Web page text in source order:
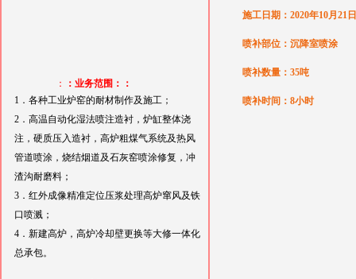
：
：业务范围：：
1．各种工业炉窑的耐材制作及施工；
2．高温自动化湿法喷注造衬，炉缸整体浇
注，硬质压入造衬，高炉粗煤气系统及热风
管道喷涂，烧结烟道及石灰窑喷涂修复，冲
渣沟耐磨料；
3．红外成像精准定位压浆处理高炉窜风及铁
口喷溅；
4．新建高炉，高炉冷却壁更换等大修一体化
总承包。
施工日期：2020年10月21日
喷补部位：沉降室喷涂
喷补数量：35吨
喷补时间：8小时